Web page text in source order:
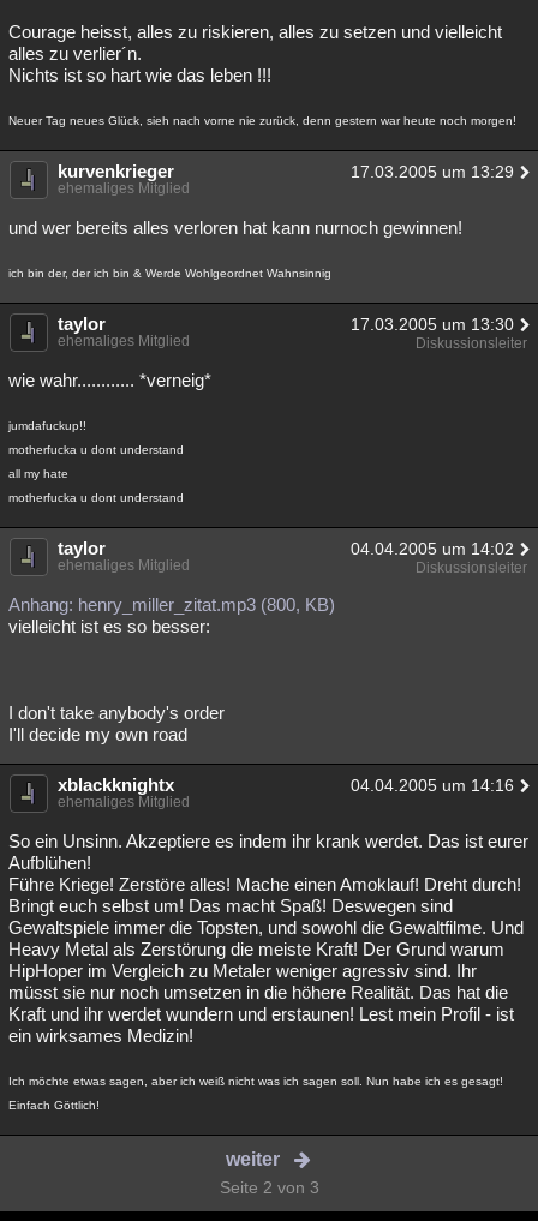
Courage heisst, alles zu riskieren, alles zu setzen und vielleicht
alles zu verlier´n.
Nichts ist so hart wie das leben !!!
Neuer Tag neues Glück, sieh nach vorne nie zurück, denn gestern war heute noch morgen!
kurvenkrieger 17.03.2005 um 13:29
ehemaliges Mitglied
und wer bereits alles verloren hat kann nurnoch gewinnen!
ich bin der, der ich bin & Werde Wohlgeordnet Wahnsinnig
taylor 17.03.2005 um 13:30
ehemaliges Mitglied Diskussionsleiter
wie wahr............ *verneig*
jumdafuckup!!
motherfucka u dont understand
all my hate
motherfucka u dont understand
taylor 04.04.2005 um 14:02
ehemaliges Mitglied Diskussionsleiter
Anhang: henry_miller_zitat.mp3 (800, KB)
vielleicht ist es so besser:
I don't take anybody's order
I'll decide my own road
xblackknightx 04.04.2005 um 14:16
ehemaliges Mitglied
So ein Unsinn. Akzeptiere es indem ihr krank werdet. Das ist eurer
Aufblühen!
Führe Kriege! Zerstöre alles! Mache einen Amoklauf! Dreht durch!
Bringt euch selbst um! Das macht Spaß! Deswegen sind
Gewaltspiele immer die Topsten, und sowohl die Gewaltfilme. Und
Heavy Metal als Zerstörung die meiste Kraft! Der Grund warum
HipHoper im Vergleich zu Metaler weniger agressiv sind. Ihr
müsst sie nur noch umsetzen in die höhere Realität. Das hat die
Kraft und ihr werdet wundern und erstaunen! Lest mein Profil - ist
ein wirksames Medizin!
Ich möchte etwas sagen, aber ich weiß nicht was ich sagen soll. Nun habe ich es gesagt!
Einfach Göttlich!
weiter
Seite 2 von 3